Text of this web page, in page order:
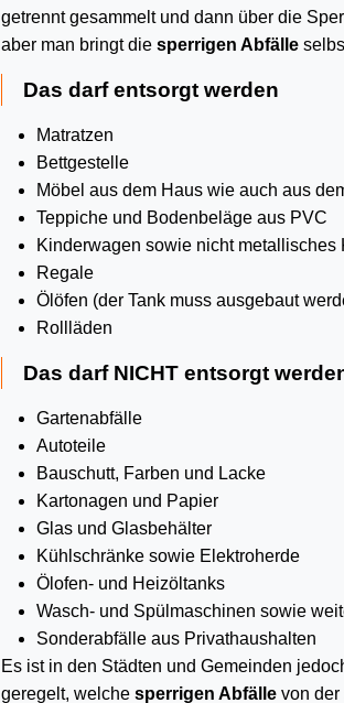
getrennt gesammelt und dann über die
aber man bringt die sperrigen Abfälle
Das darf entsorgt werden
Matratzen
Bettgestelle
Möbel aus dem Haus wie auch aus
Teppiche und Bodenbeläge aus PVC
Kinderwagen sowie nicht metallisches
Regale
Ölöfen (der Tank muss ausgebaut
Rollläden
Das darf NICHT entsorgt
Gartenabfälle
Autoteile
Bauschutt, Farben und Lacke
Kartonagen und Papier
Glas und Glasbehälter
Kühlschränke sowie Elektroherde
Ölofen- und Heizöltanks
Wasch- und Spülmaschinen sowie
Sonderabfälle aus Privathaushalten
Es ist in den Städten und Gemeinden
geregelt, welche sperrigen Abfälle von der